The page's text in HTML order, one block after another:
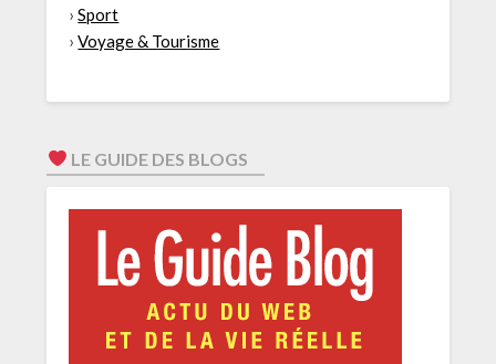
›Sport
›Voyage & Tourisme
LE GUIDE DES BLOGS